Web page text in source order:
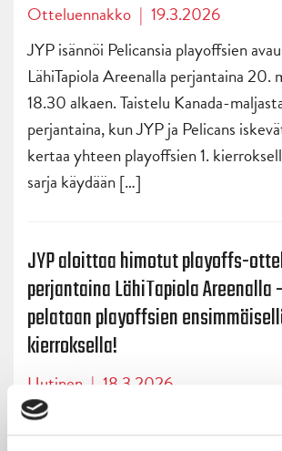
Otteluennakko | 19.3.2026
JYP isännöi Pelicansia playoffsien
LähiTapiola Areenalla perjantaina 20.
18.30 alkaen. Taistelu Kanada-
perjantaina, kun JYP ja Pelicans
kertaa yhteen playoffsien 1.
sarja käydään […]
JYP aloittaa himotut playoffs-
perjantaina LähiTapiola Areenalla
pelataan playoffsien
kierroksella!
Uutinen | 18.3.2026
JYP aloittaa himotut playoffs-